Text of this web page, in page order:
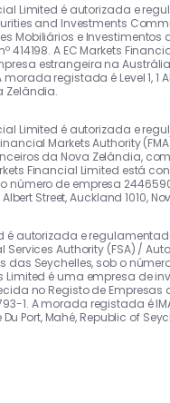
Limited é autorizada e
and Investments
Mobiliários e Investimentos
414198. A EC Markets
estrangeira na
morada registada é Level 1, 1
Zelândia.
Limited é autorizada e
Markets Authority
da Nova Zelândia, com
Financial Limited está
número de empresa
Albert Street, Auckland 1010,
é autorizada e
Services Authority (FSA) /
das Seychelles, sob o
Limited é uma empresa de
no Registo de Empresas
1. A morada registada é
Du Port, Mahé, Republic of